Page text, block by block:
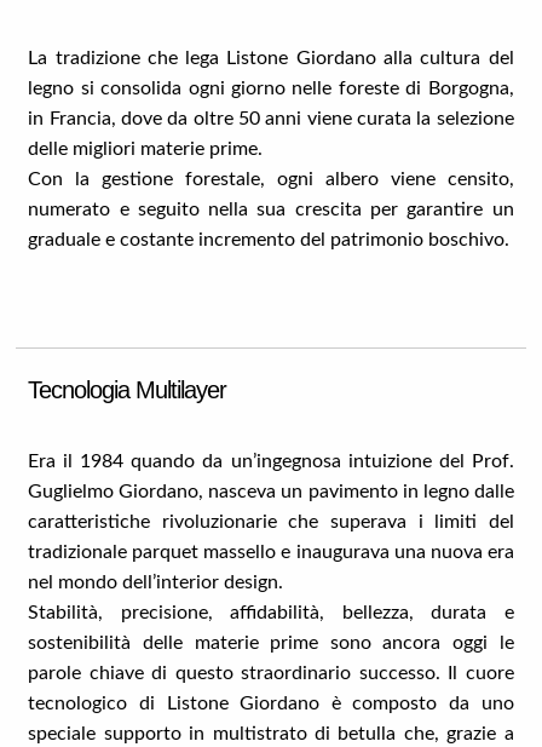
La tradizione che lega Listone Giordano alla cultura del
legno si consolida ogni giorno nelle foreste di Borgogna,
in Francia, dove da oltre 50 anni viene curata la selezione
delle migliori materie prime.
Con la gestione forestale, ogni albero viene censito,
numerato e seguito nella sua crescita per garantire un
graduale e costante incremento del patrimonio boschivo.
Tecnologia Multilayer
Era il 1984 quando da un’ingegnosa intuizione del Prof.
Guglielmo Giordano, nasceva un pavimento in legno dalle
caratteristiche rivoluzionarie che superava i limiti del
tradizionale parquet massello e inaugurava una nuova era
nel mondo dell’interior design.
Stabilità, precisione, affidabilità, bellezza, durata e
sostenibilità delle materie prime sono ancora oggi le
parole chiave di questo straordinario successo. Il cuore
tecnologico di Listone Giordano è composto da uno
speciale supporto in multistrato di betulla che, grazie a